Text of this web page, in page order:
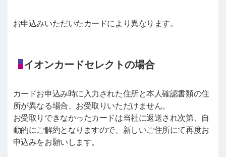
お申込みいただいたカードにより異なります。
イオンカードセレクトの場合
カードお申込み時に入力された住所と本人確認書類の住
所が異なる場合、お受取りいただけません。
お受取りできなかったカードは当社に返送され次第、自
動的にご解約となりますので、新しいご住所にて再度お
申込みをお願いします。